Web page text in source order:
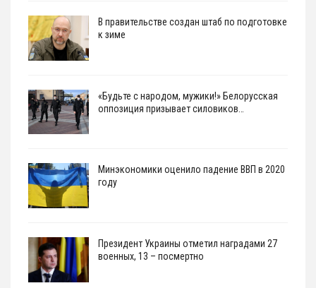
В правительстве создан штаб по подготовке
к зиме
«Будьте с народом, мужики!» Белорусская
оппозиция призывает силовиков…
Минэкономики оценило падение ВВП в 2020
году
Президент Украины отметил наградами 27
военных, 13 – посмертно